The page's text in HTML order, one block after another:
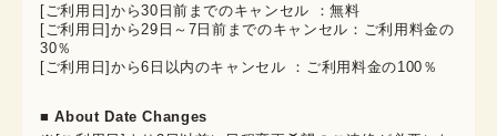
[ご利用日]から30日前までのキャンセル ：無料
[ご利用日]から29日～7日前までのキャンセル：ご利用料金の
30％
[ご利用日]から6日以内のキャンセル ：ご利用料金の100％
■ About Date Changes